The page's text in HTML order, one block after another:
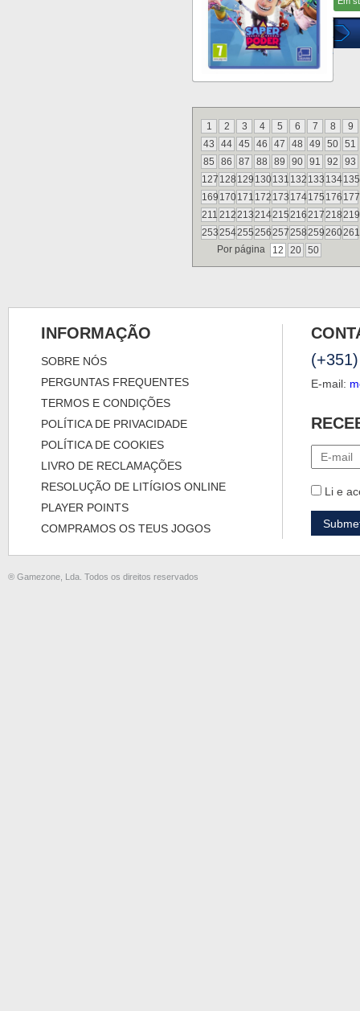
1 2 3 4 5 6 7 8
9
43
44 45 46 47 48 49 50 51
85
86 87 88 89 90 91 92
93
127 128 129 130131 132 133 134135
169 170171 172 173 174175 176 177
211 212213214215216217218219
253254255256257258259260261
Por página
12 20 50
INFORMAÇÃO
SOBRE NÓS
PERGUNTAS FREQUENTES
TERMOS E CONDIÇÕES
POLÍTICA DE PRIVACIDADE
POLÍTICA DE COOKIES
LIVRO DE RECLAMAÇÕES
RESOLUÇÃO DE LITÍGIOS ONLINE
PLAYER POINTS
COMPRAMOS OS TEUS JOGOS
E-mail:
Li e
® Gamezone, Lda. Todos os direitos reservados